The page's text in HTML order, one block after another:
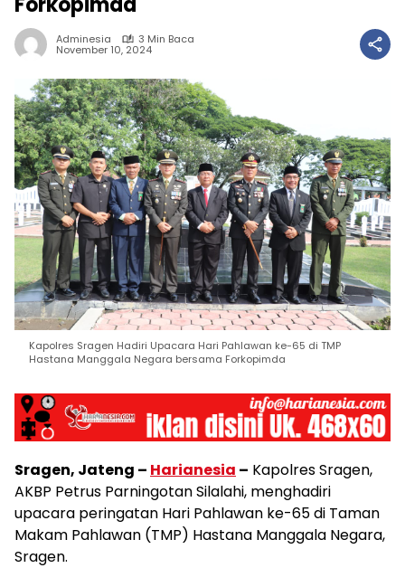
Adminesia 3 Min Baca
November 10, 2024
Kapolres Sragen Hadiri Upacara Hari Pahlawan ke-65 di TMP
Hastana Manggala Negara bersama Forkopimda
Sragen, Jateng – Harianesia – Kapolres Sragen,
AKBP Petrus Parningotan Silalahi, menghadiri
upacara peringatan Hari Pahlawan ke-65 di Taman
Makam Pahlawan (TMP) Hastana Manggala Negara,
Sragen.